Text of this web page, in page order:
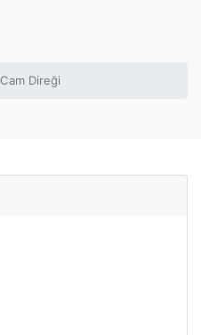
Cam Direği